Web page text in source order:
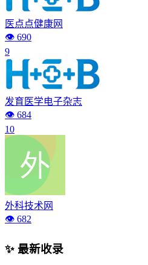
医点点健康网
👁️ 690
9
发育医学电子杂志
👁️ 684
10
外科技术网
👁️ 682
✨ 最新收录